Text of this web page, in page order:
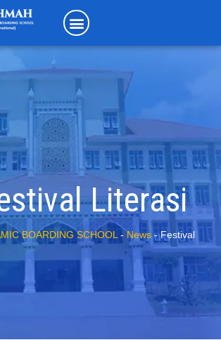
Literasi
BOARDING SCHOOL -News -Festival